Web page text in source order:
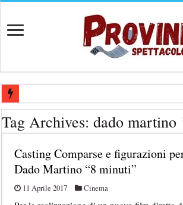
Casting attore per “Luna: dialogo tra un Poeta
Casting per coppia: Realizzazione shooting
Casting per nuovo lungometraggio: si
Ricerca tastierista per Tribute Band dedicata
Tag Archives:dado martino
Casting Comparse e figurazioni
Dado Martino “8 minuti”
11 Aprile 2017 Cinema